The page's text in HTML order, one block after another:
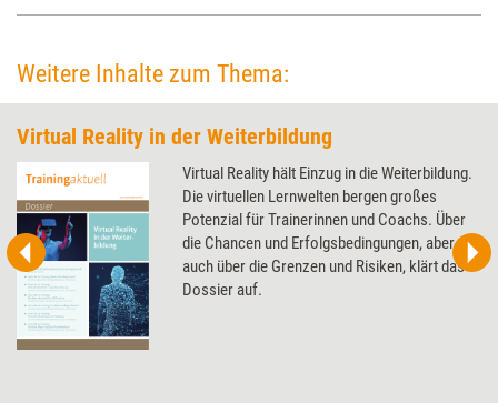
Weitere Inhalte zum Thema:
Virtual Reality in der Weiterbildung
Virtual Reality hält Einzug in die Weiterbildung.
Die virtuellen Lernwelten bergen großes
Potenzial für Trainerinnen und Coachs. Über
die Chancen und Erfolgsbedingungen, aber
auch über die Grenzen und Risiken, klärt das
Dossier auf.